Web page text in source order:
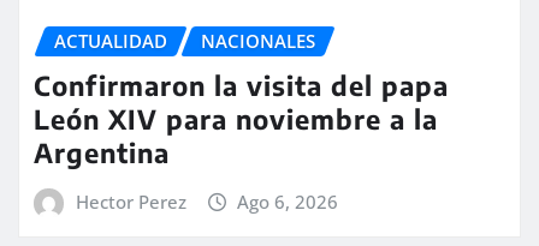
ACTUALIDAD NACIONALES
Confirmaron la visita del papa
León XIV para noviembre a la
Argentina
Hector Perez Ago 6, 2026